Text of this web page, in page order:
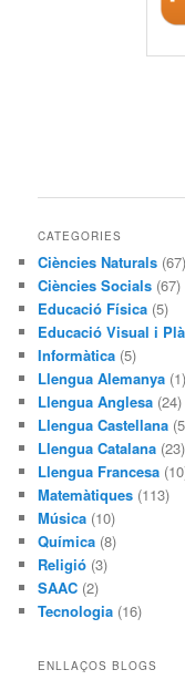
CATEGORIES
Ciències Naturals (67)
Ciències Socials (67)
Educació Física (5)
Educació Visual i
Informàtica (5)
Llengua Alemanya (1)
Llengua Anglesa (24)
Llengua Castellana
Llengua Catalana (23)
Llengua Francesa
Matemàtiques (113)
Música (10)
Química (8)
Religió (3)
SAAC (2)
Tecnologia (16)
ENLLAÇOS BLOGS